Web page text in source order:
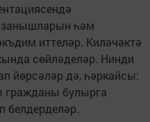
һәм
иттеләр. Киләчәктә
сөйләделәр. Нинди
йөрсәләр дә, һәркайсы:
гражданы булырга
белдерделәр.